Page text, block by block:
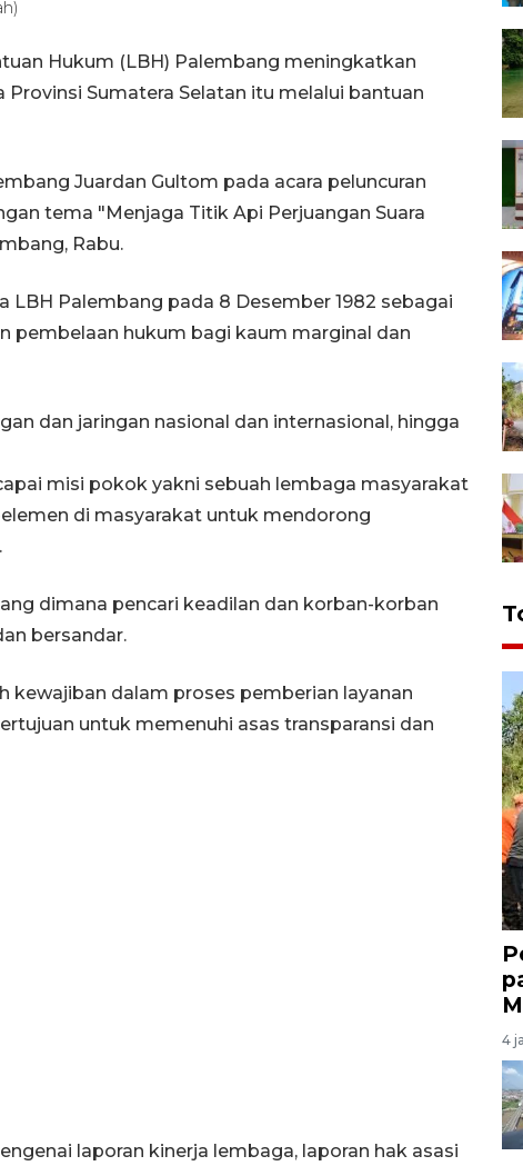
Hukum (LBH) Palembang meningkatkan
Sumatera Selatan itu melalui bantuan
Juardan Gultom pada acara peluncuran
tema "Menjaga Titik Api Perjuangan Suara
Rabu.
LBH Palembang pada 8 Desember 1982 sebagai
pembelaan hukum bagi kaum marginal dan
dan jaringan nasional dan internasional, hingga
misi pokok yakni sebuah lembaga masyarakat
di masyarakat untuk mendorong
dimana pencari keadilan dan korban-korban
bersandar.
kewajiban dalam proses pemberian layanan
untuk memenuhi asas transparansi dan
laporan kinerja lembaga, laporan hak asasi
4